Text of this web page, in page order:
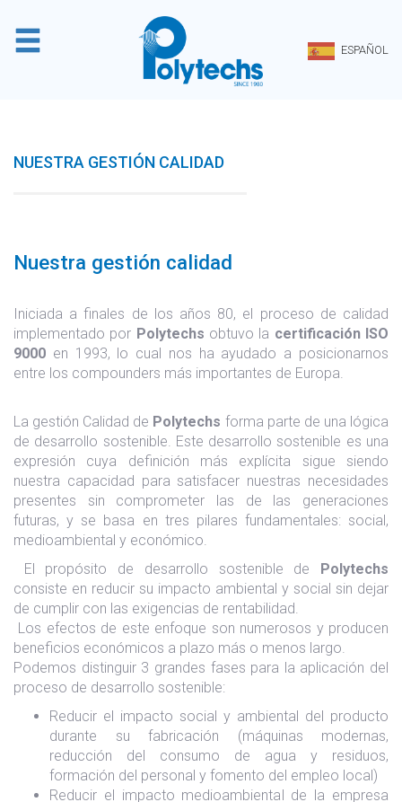
ESPAÑOL
NUESTRA GESTIÓN CALIDAD
Nuestra gestión calidad
Iniciada a finales de los años 80, el proceso de calidad
implementado por Polytechs obtuvo la certificación ISO
9000 en 1993, lo cual nos ha ayudado a posicionarnos
entre los compounders más importantes de Europa.
La gestión Calidad de Polytechs forma parte de una lógica
de desarrollo sostenible. Este desarrollo sostenible es una
expresión cuya definición más explícita sigue siendo
nuestra capacidad para satisfacer nuestras necesidades
presentes sin comprometer las de las generaciones
futuras, y se basa en tres pilares fundamentales: social,
medioambiental y económico.
El propósito de desarrollo sostenible de Polytechs
consiste en reducir su impacto ambiental y social sin dejar
de cumplir con las exigencias de rentabilidad.
Los efectos de este enfoque son numerosos y producen
beneficios económicos a plazo más o menos largo.
Podemos distinguir 3 grandes fases para la aplicación del
proceso de desarrollo sostenible:
Reducir el impacto social y ambiental del producto
durante su fabricación (máquinas modernas,
reducción del consumo de agua y residuos,
formación del personal y fomento del empleo local)
Reducir el impacto medioambiental de la empresa